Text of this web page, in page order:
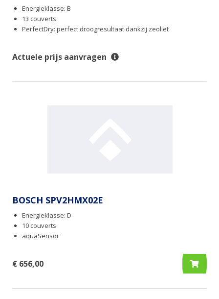
Energieklasse: B
13 couverts
PerfectDry: perfect droogresultaat dankzij zeoliet
Actuele prijs aanvragen
BOSCH SPV2HMX02E
Energieklasse: D
10 couverts
aquaSensor
€ 656,00